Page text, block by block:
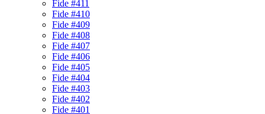
Fide #411
Fide #410
Fide #409
Fide #408
Fide #407
Fide #406
Fide #405
Fide #404
Fide #403
Fide #402
Fide #401